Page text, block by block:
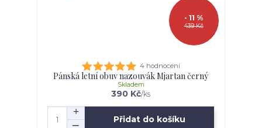
439 Kč
- 11 %
4 hodnocení
Pánská letní obuv nazouvák Mjartan černý
390 Kč/ks
Skladem
Přidat do košíku